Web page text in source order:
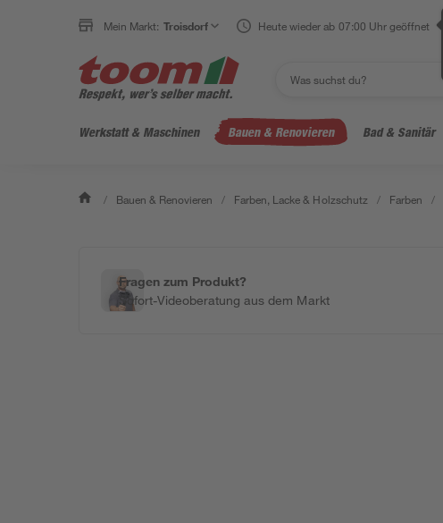
Mein Markt: Troisdorf Heute wieder ab 07:00 Uhr geöffnet
Werkstatt & Maschinen Bauen & Renovieren Bad & Sanitär
/ Bauen & Renovieren / Farben, Lacke & Holzschutz / Farben /
Fragen zum Produkt?
Sofort-Videoberatung aus dem Markt